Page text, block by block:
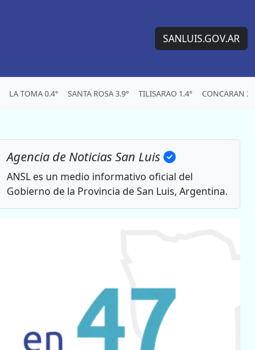
SANLUIS.GOV.AR
LA TOMA 0.4° SANTA ROSA 3.9° TILISARAO 1.4° CONCARAN
Agencia de Noticias San Luis
ANSL es un medio informativo oficial del
Gobierno de la Provincia de San Luis, Argentina.